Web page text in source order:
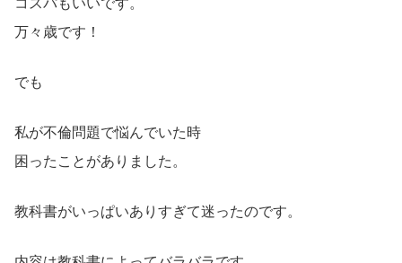
万々歳です！
でも
私が不倫問題で悩んでいた時
困ったことがありました。
教科書がいっぱいありすぎて迷ったのです。